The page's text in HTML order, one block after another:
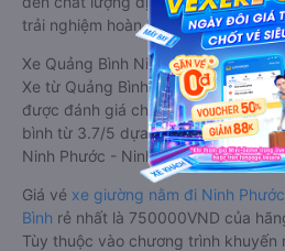
trải nghiệm hoàn hảo cho hành
Xe Quảng Bình Ninh Phước - Ninh
Xe từ Quảng Bình đi Ninh Phước -
được đánh giá chung chất lượng
bình từ 3.7/5 dựa trên 3004 phản
Ninh Phước - Ninh Thuận từ Quảng
Giá vé xe giường nằm đi Ninh
Bình rẻ nhất là 750000VND của
Tùy thuộc vào chương trình khuyến